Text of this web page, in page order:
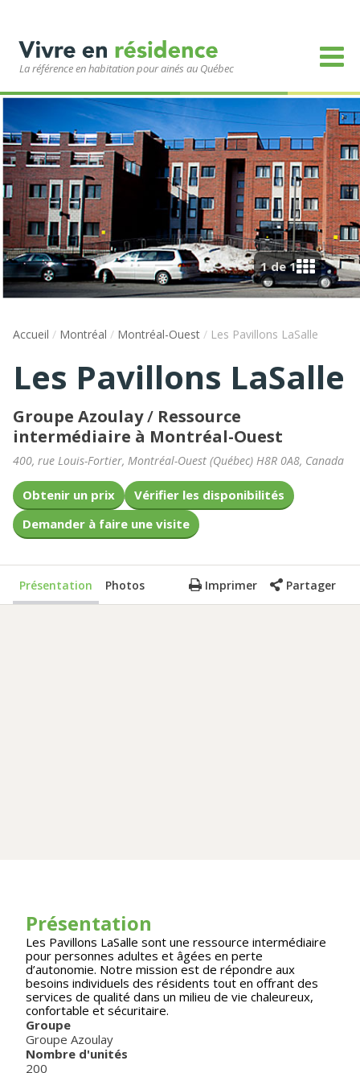
La référence en habitation pour ainés au Québec
1 de 1
Accueil / Montréal / Montréal-Ouest / Les Pavillons LaSalle
Les Pavillons LaSalle
Groupe Azoulay/ Ressource
intermédiaire à Montréal-Ouest
400, rue Louis-Fortier, Montréal-Ouest (Québec) H8R 0A8, Canada
Obtenir un prix
Vérifier les disponibilités
Demander à faire une visite
Présentation Photos Imprimer Partager
Présentation
Les Pavillons LaSalle sont une ressource intermédiaire
pour personnes adultes et âgées en perte
d’autonomie. Notre mission est de répondre aux
besoins individuels des résidents tout en offrant des
services de qualité dans un milieu de vie chaleureux,
confortable et sécuritaire.
Groupe
Groupe Azoulay
Nombre d'unités
200